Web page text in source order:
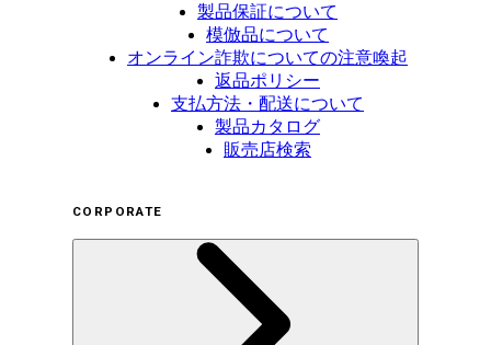
製品保証について
模倣品について
オンライン詐欺についての注意喚起
返品ポリシー
支払方法・配送について
製品カタログ
販売店検索
CORPORATE